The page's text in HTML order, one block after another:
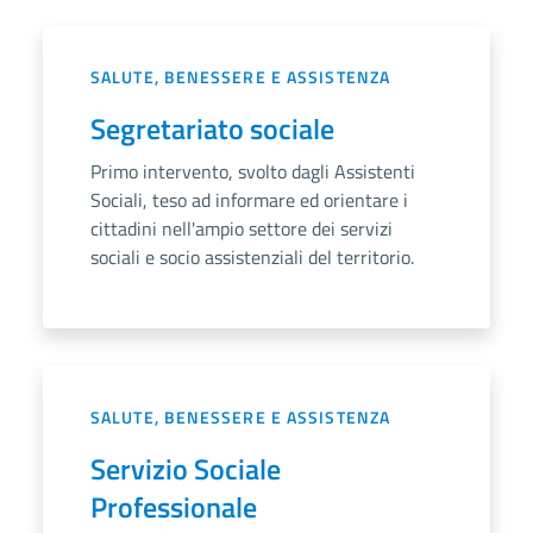
SALUTE, BENESSERE E ASSISTENZA
Segretariato sociale
Primo intervento, svolto dagli Assistenti
Sociali, teso ad informare ed orientare i
cittadini nell'ampio settore dei servizi
sociali e socio assistenziali del territorio.
SALUTE, BENESSERE E ASSISTENZA
Servizio Sociale
Professionale